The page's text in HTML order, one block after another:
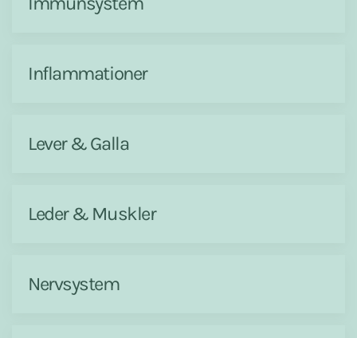
Inflammationer
Lever & Galla
Leder & Muskler
Nervsystem